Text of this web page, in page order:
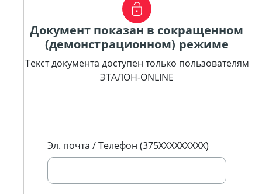
Документ показан в сокращенном
(демонстрационном) режиме
Текст документа доступен только пользователям
ЭТАЛОН-ONLINE
Эл. почта / Телефон (375XXXXXXXXX)